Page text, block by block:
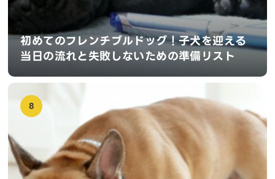
初めてのフレンチブルドッグ！子犬を迎える
当日の流れと失敗しないための準備リスト
8